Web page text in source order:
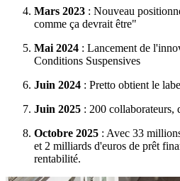
Mars 2023 : Nouveau
comme ça devrait être"
Mai 2024 : Lancement de
Conditions Suspensives
Juin 2024 : Pretto obtient le
Juin 2025 : 200 collaborateurs,
Octobre 2025 : Avec 33
et 2 milliards d'euros de prêt
rentabilité.